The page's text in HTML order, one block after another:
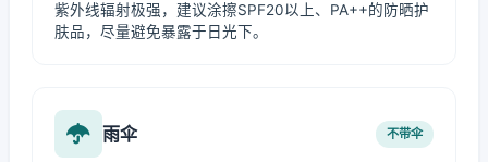
紫外线辐射极强，建议涂擦SPF20以上、PA++的防晒护
肤品，尽量避免暴露于日光下。
雨伞 不带伞